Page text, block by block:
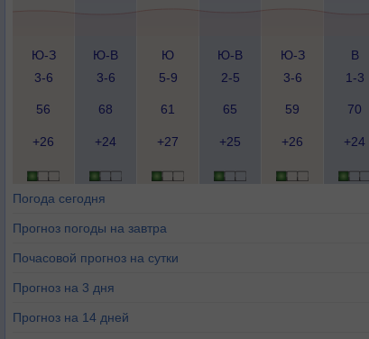
Ю-З
3-6
Ю-В
3-6
Ю
5-9
Ю-В
2-5
Ю-З
3-6
В
1-3
56 68 61 65 59 70
+26 +24 +27 +25 +26 +24
Погода сегодня
Прогноз погоды на завтра
Почасовой прогноз на сутки
Прогноз на 3 дня
Прогноз на 14 дней